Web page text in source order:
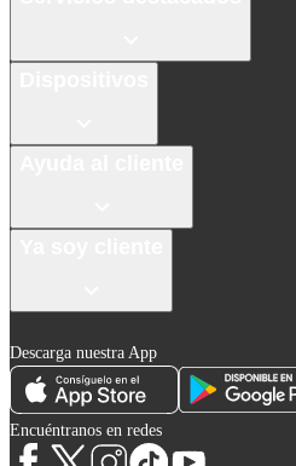
Descarga nuestra App
Encuéntranos en redes